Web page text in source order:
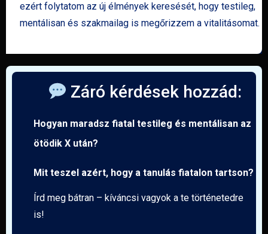
ezért folytatom az új élmények keresését, hogy testileg,
mentálisan és szakmailag is megőrizzem a vitalitásomat.
Záró kérdések hozzád:
Hogyan maradsz fiatal testileg és mentálisan az
ötödik X után?
Mit teszel azért, hogy a tanulás fiatalon tartson?
Írd meg bátran – kíváncsi vagyok a te történetedre
is!